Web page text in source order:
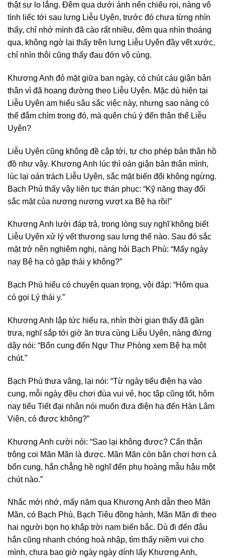
thật sự lo lắng. Đêm qua dưới ánh nến chiếu rọi, nàng vô
tình liếc tới sau lưng Liễu Uyên, trước đó chưa từng nhìn
thấy, chỉ nhớ mình đã cào rất nhiều, đêm qua nhìn thoáng
qua, không ngờ lại thấy trên lưng Liễu Uyên đầy vết xước,
chỉ nhìn thôi cũng thấy đau đớn vô cùng.
Khương Anh đỏ mặt giữa ban ngày, có chút cáu giận bản
thân vì đã hoang đường theo Liễu Uyên. Mặc dù hiện tại
Liễu Uyên am hiểu sâu sắc việc này, nhưng sao nàng có
thể đắm chìm trong đó, mà quên chú ý đến thân thể Liễu
Uyên?
Liễu Uyên cũng không đề cập tới, tự cho phép bản thân hồ
đồ như vậy. Khương Anh lúc thì oán giận bản thân mình,
lúc lại oán trách Liễu Uyên, sắc mặt biến đổi không ngừng.
Bạch Phù thấy vậy liên tục thán phục: “Kỹ năng thay đổi
sắc mặt của nương nương vượt xa Bệ hạ rồi!”
Khương Anh lười đáp trả, trong lòng suy nghĩ không biết
Liễu Uyên xử lý vết thương sau lưng thế nào. Sau đó sắc
mặt trở nên nghiêm nghị, nàng hỏi Bạch Phù: “Mấy ngày
nay Bệ hạ có gặp thái y không?”
Bạch Phù hiểu có chuyện quan trọng, vội đáp: “Hôm qua
có gọi Lý thái y.”
Khương Anh lập tức hiểu ra, nhìn thời gian thấy đã gần
trưa, nghĩ sắp tới giờ ăn trưa cùng Liễu Uyên, nàng đứng
dậy nói: “Bổn cung đến Ngự Thư Phòng xem Bệ hạ một
chút.”
Bạch Phù thưa vâng, lại nói: “Từ ngày tiểu điện hạ vào
cung, mỗi ngày đều chơi đùa vui vẻ, học tập cũng tốt, hôm
nay tiểu Tiết đại nhân nói muốn đưa điện hạ đến Hàn Lâm
Viện, có được không?”
Khương Anh cười nói: “Sao lại không được? Cẩn thận
trông coi Mãn Mãn là được. Mãn Mãn còn bận chơi hơn cả
bổn cung, hắn chẳng hề nghĩ đến phụ hoàng mẫu hậu một
chút nào.”
Nhắc mới nhớ, mấy năm qua Khương Anh dẫn theo Mãn
Mãn, có Bạch Phù, Bạch Tiêu đồng hành, Mãn Mãn đi theo
hai người bọn họ khắp trời nam biển bắc. Dù đi đến đâu
hắn cũng nhanh chóng hoà nhập, tìm thấy niềm vui cho
mình, chưa bao giờ ngày ngày dính lấy Khương Anh,